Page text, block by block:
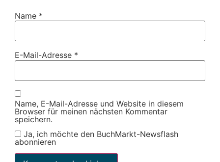
Name *
E-Mail-Adresse *
Name, E-Mail-Adresse und Website in diesem
Browser für meinen nächsten Kommentar
speichern.
Ja, ich möchte den BuchMarkt-Newsflash
abonnieren